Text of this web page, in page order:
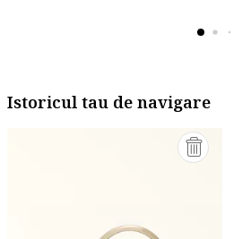
Istoricul tau de navigare